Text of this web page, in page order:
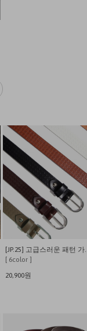
[JP.25]
[ 6color ]
20,900원